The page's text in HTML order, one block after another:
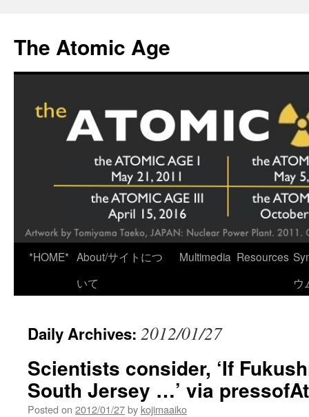
content
The Atomic Age
*HOME* About/サイトにつ
いて
Multimedia Resources
ウ
Daily Archives: 2012/01/27
Scientists consider, ‘If
South Jersey …’ via
Posted on 2012/01/27by kojimaaiko